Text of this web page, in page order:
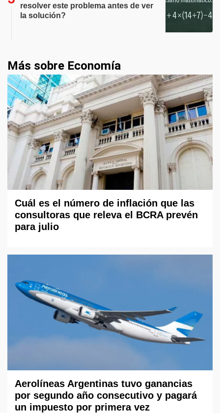
resolver este problema antes de ver
la solución?
Más sobre Economía
Cuál es el número de inflación que las
consultoras que releva el BCRA prevén
para julio
Aerolíneas Argentinas tuvo ganancias
por segundo año consecutivo y pagará
un impuesto por primera vez